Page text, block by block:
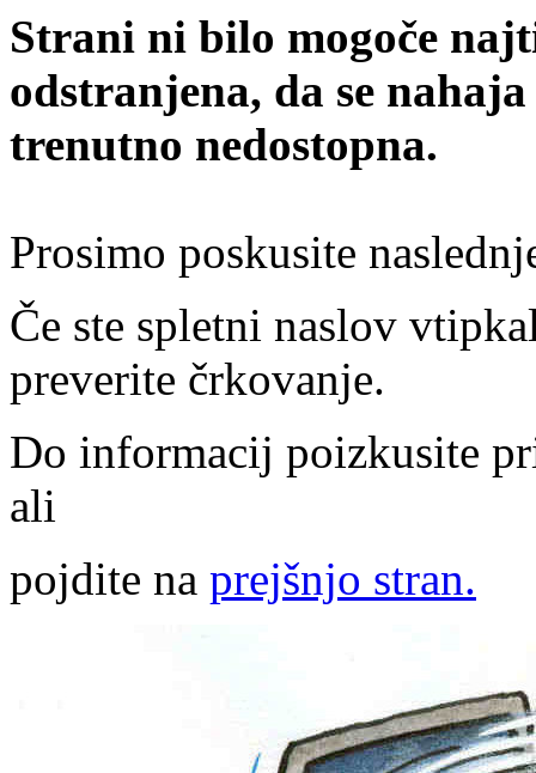
Strani ni bilo mogoče
odstranjena, da se
trenutno nedostopna.
Prosimo poskusite
Če ste spletni naslov
preverite črkovanje.
Do informacij poizkusite
ali
pojdite na prejšnjo stran.